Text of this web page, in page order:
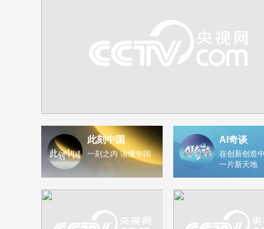
此刻中国
一刻之内 读懂中国
AI奇谈
在创新创造
一片新天地